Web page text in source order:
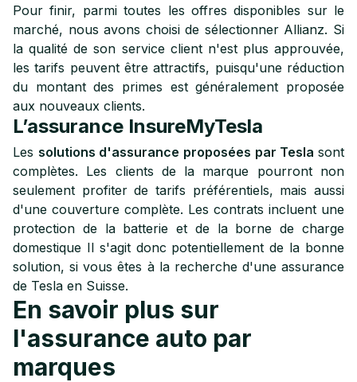
Pour finir, parmi toutes les offres disponibles sur le
marché, nous avons choisi de sélectionner Allianz. Si
la qualité de son service client n'est plus approuvée,
les tarifs peuvent être attractifs, puisqu'une réduction
du montant des primes est généralement proposée
aux nouveaux clients.
L’assurance InsureMyTesla
Les solutions d'assurance proposées par Teslasont
complètes. Les clients de la marque pourront non
seulement profiter de tarifs préférentiels, mais aussi
d'une couverture complète. Les contrats incluent une
protection de la batterie et de la borne de charge
domestique Il s'agit donc potentiellement de la bonne
solution, si vous êtes à la recherche d'une assurance
de Tesla en Suisse.
En savoir plus sur
l'assurance auto par
marques